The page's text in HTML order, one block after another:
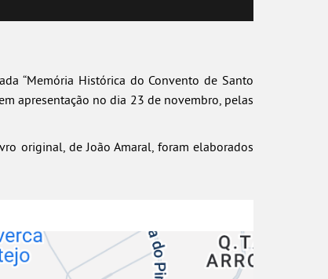
“Memória Histórica do Convento de Santo
apresentação no dia 23 de novembro, pelas
original, de João Amaral, foram elaborados